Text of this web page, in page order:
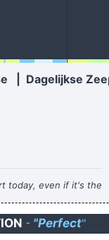
Dagelijkse
today, even if it's the
a thrill that would
be. ~ Roger Daltrey
- "Perfect"